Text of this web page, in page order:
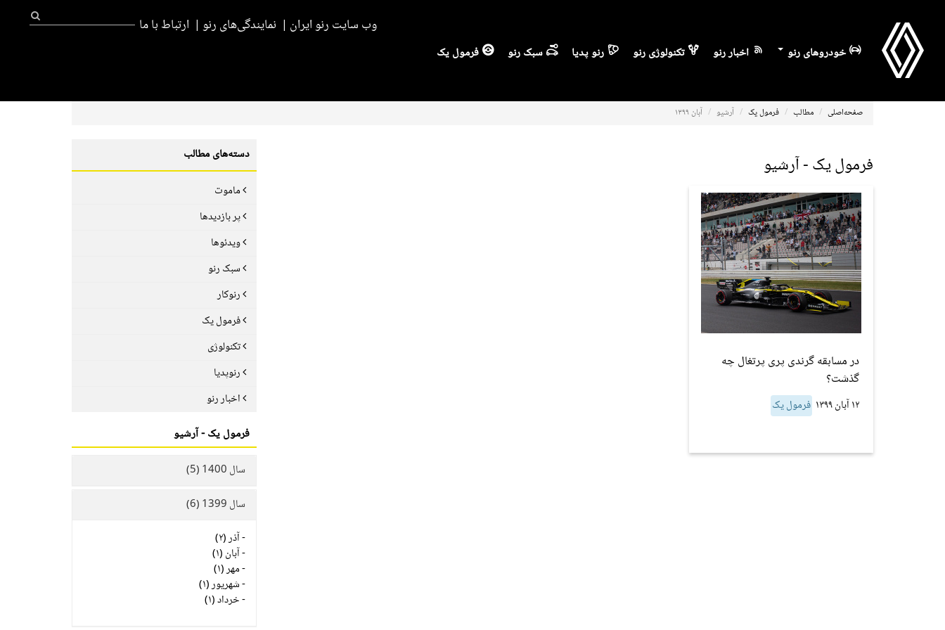
وب سایت رنو ایران نمایندگی‌های رنو ارتباط با ما
خودروهای رنو اخبار رنو تکنولوژی رنو رنو پدیا سبک رنو فرمول یک
صفحه‌اصلی مطالب فرمول یک آرشیو آبان ۱۳۹۹
فرمول یک - آرشیو
در مسابقه گرندی پری پرتغال چه
گذشت؟
۱۲ آبان ۱۳۹۹ فرمول یک
دسته‌های مطالب
ماموت
پر بازدیدها
ویدئوها
سبک رنو
رنوکار
فرمول یک
تکنولوژی
رنوپدیا
اخبار رنو
فرمول یک - آرشیو
سال 1400 (5)
سال 1399 (6)
-آذر (۲)
-آبان (۱)
-مهر (۱)
-شهریور (۱)
-خرداد (۱)